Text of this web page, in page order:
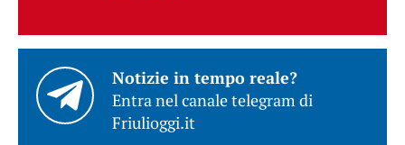
Notizie in tempo reale?
Entra nel canale telegram di
Friulioggi.it